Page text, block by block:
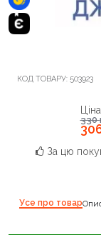
КОД ТОВАРУ: 503923
330
За цю
Усе про товар